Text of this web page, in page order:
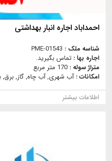
احمداباد اجاره انبار بهداشتی
شناسه ملک : PME-01543
اجاره بها : تماس بگیرید.
متراژ سوله : 170 متر مربع
امکانات :آب شهری, آب چاه, گاز, برق,
اطلاعات بیشتر